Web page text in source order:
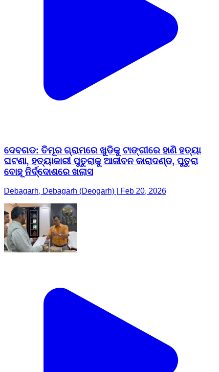
ଦେବଗଡ: ତିମୂର ଗ୍ରାମରେ ଖୁଡିକୁ ଟାଙ୍ଗୀରେ ହାଣି ହତ୍ୟା
ଘଟଣା, ହତ୍ୟାକାରୀ ପୁତୁରାକୁ ଆଜୀବନ କାରାଦଣ୍ଡ, ପୁତୁରା
ବୋହୂ ନିର୍ଦ୍ଦୋଶରେ ଖଲାସ
Debagarh, Debagarh (Deogarh) | Feb 20, 2026